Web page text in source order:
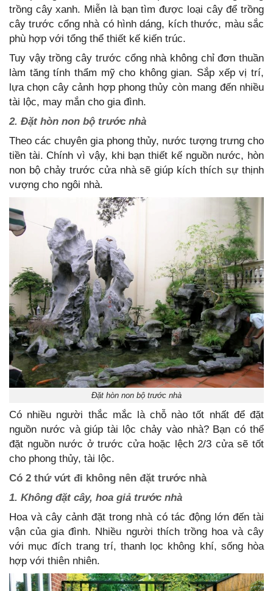
trồng cây xanh. Miễn là bạn tìm được loại cây để trồng
cây trước cổng nhà có hình dáng, kích thước, màu sắc
phù hợp với tổng thể thiết kế kiến trúc.
Tuy vậy trồng cây trước cổng nhà không chỉ đơn thuần
làm tăng tính thẩm mỹ cho không gian. Sắp xếp vị trí,
lựa chọn cây cảnh hợp phong thủy còn mang đến nhiều
tài lộc, may mắn cho gia đình.
2. Đặt hòn non bộ trước nhà
Theo các chuyên gia phong thủy, nước tượng trưng cho
tiền tài. Chính vì vậy, khi bạn thiết kế nguồn nước, hòn
non bộ chảy trước cửa nhà sẽ giúp kích thích sự thịnh
vượng cho ngôi nhà.
Đặt hòn non bộ trước nhà
Có nhiều người thắc mắc là chỗ nào tốt nhất để đặt
nguồn nước và giúp tài lộc chảy vào nhà? Bạn có thể
đặt nguồn nước ở trước cửa hoặc lệch 2/3 cửa sẽ tốt
cho phong thủy, tài lộc.
Có 2 thứ vứt đi không nên đặt trước nhà
1. Không đặt cây, hoa giả trước nhà
Hoa và cây cảnh đặt trong nhà có tác động lớn đến tài
vận của gia đình. Nhiều người thích trồng hoa và cây
với mục đích trang trí, thanh lọc không khí, sống hòa
hợp với thiên nhiên.